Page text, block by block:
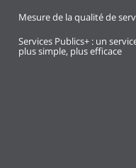
Mesure de la qualité de
Services Publics+ : un
plus simple, plus efficace